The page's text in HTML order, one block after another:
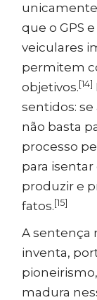
que o GPS
veiculares
permitem
objetivos.[14]
sentidos: se
não basta
processo
para
produzir e
fatos.[15]
A sentença
inventa,
madura